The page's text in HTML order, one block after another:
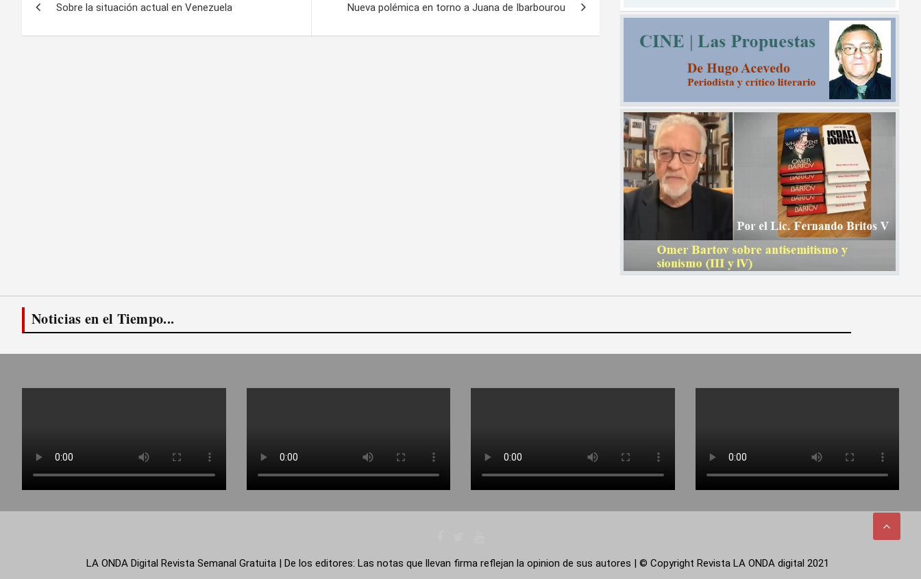
Sobre la situación actual en Venezuela Nueva polémica en torno a Juana de Ibarbourou
Noticias en el Tiempo...
LA ONDA Digital Revista Semanal Gratuita | De los editores: Las notas que llevan firma reflejan la opinion de sus autores | © Copyright Revista LA ONDA digital 2021